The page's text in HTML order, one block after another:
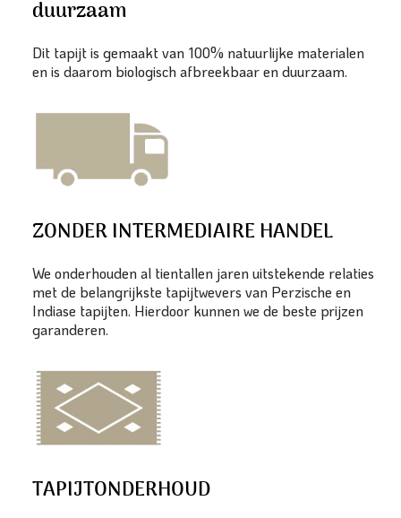
duurzaam
Dit tapijt is gemaakt van 100% natuurlijke materialen
en is daarom biologisch afbreekbaar en duurzaam.
ZONDER INTERMEDIAIRE HANDEL
We onderhouden al tientallen jaren uitstekende relaties
met de belangrijkste tapijtwevers van Perzische en
Indiase tapijten. Hierdoor kunnen we de beste prijzen
garanderen.
TAPIJTONDERHOUD